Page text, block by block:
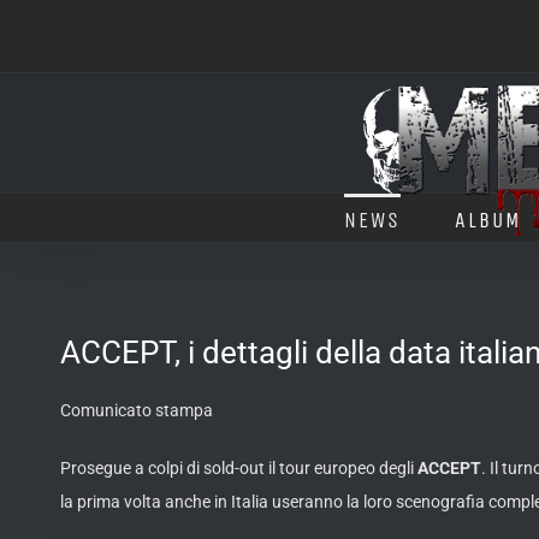
NEWS ALBUM
ACCEPT, i dettagli della data
Comunicato stampa
Prosegue a colpi di sold-out il tour europeo degliACCEPT. Il
la prima volta anche in Italia useranno la loro scenografia